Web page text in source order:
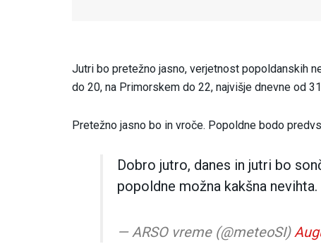
Jutri bo pretežno jasno, verjetnost popoldanskih
do 20, na Primorskem do 22, najvišje dnevne od
Pretežno jasno bo in vroče. Popoldne bodo
Dobro jutro, danes in jutri bo
popoldne možna kakšna nevihta.
— ARSO vreme (@meteoSI)